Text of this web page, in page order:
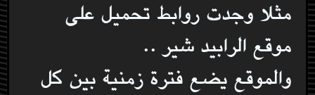
مثلا وجدت روابط تحميل على
موقع الرابيد شير ..
والموقع يضع فترة زمنية بين كل